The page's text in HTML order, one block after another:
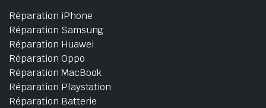
Réparation iPhone
Réparation Samsung
Réparation Huawei
Réparation Oppo
Réparation MacBook
Réparation Playstation
Réparation Batterie